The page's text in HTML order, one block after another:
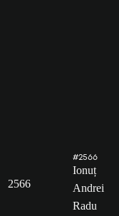
2566
#2566
Ionuț
Andrei
Radu